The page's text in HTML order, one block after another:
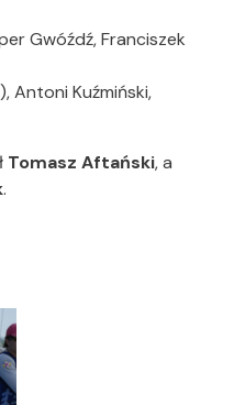
Gwóźdź, Franciszek
Antoni Kuźmiński,
Tomasz Aftański, a
.